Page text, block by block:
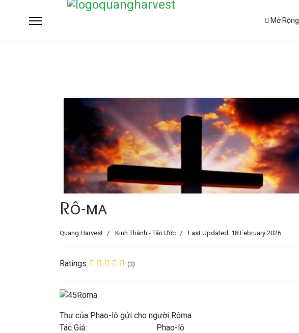
Mở Rộng
Rô-ma
Quang Harvest Kinh Thánh - Tân Ước Last Updated: 18 February 2026
Ratings (3)
Thư của Phao-lô gửi cho người Rôma
Tác Giả: Phao-lô